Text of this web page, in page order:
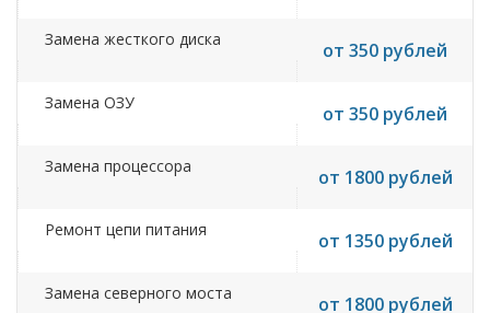
Замена жесткого диска от 350 рублей
Замена ОЗУ от 350 рублей
Замена процессора от 1800 рублей
Ремонт цепи питания от 1350 рублей
Замена северного моста от 1800 рублей